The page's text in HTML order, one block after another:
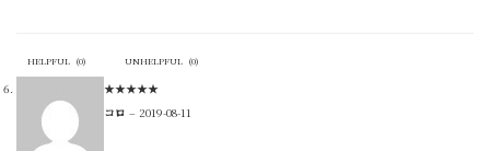
HELPFUL (0) UNHELPFUL (0)
★★★★★
コロ – 2019-08-11